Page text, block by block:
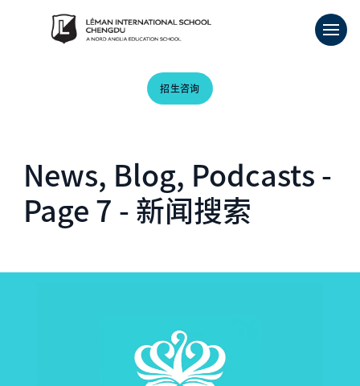
招生咨询
News, Blog, Podcasts -
Page 7 - 新闻搜索